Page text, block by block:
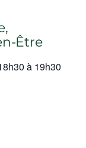
Être
à 19h30